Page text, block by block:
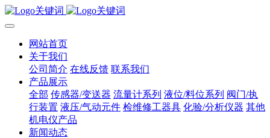
网站首页
关于我们
公司简介 在线反馈 联系我们
产品展示
全部 传感器/变送器 流量计系列 液位/料位系列 阀门/执
行装置 液压/气动元件 检维修工器具 化验/分析仪器 其他
机电仪产品
新闻动态